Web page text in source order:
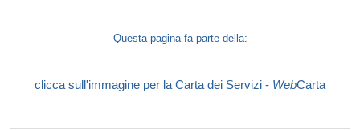
Questa pagina fa parte della:
clicca sull'immagine per la Carta dei Servizi - WebCarta